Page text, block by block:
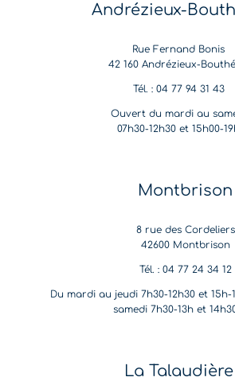
Andrézieux-
Rue Fernand Bonis
42 160 Andrézieux-
Tél. : 04 77 94 31 43
Ouvert du mardi au
07h30-12h30 et 15h00-
Montbrison
8 rue des Cordeliers
42600 Montbrison
Tél. : 04 77 24 34 12
Du mardi au jeudi 7h30-12h30 et
samedi 7h30-13h et
La Talaudière